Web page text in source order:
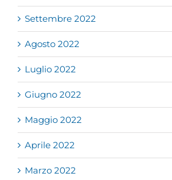
Settembre 2022
Agosto 2022
Luglio 2022
Giugno 2022
Maggio 2022
Aprile 2022
Marzo 2022